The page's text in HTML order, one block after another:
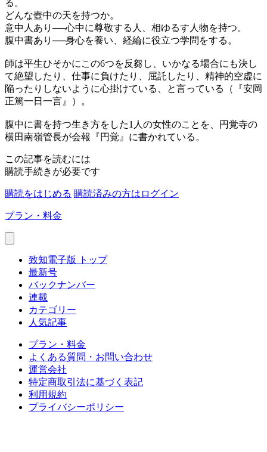
る。
どんな壺中の天を持つか。
意中人あり──心中に尊敬する人、相ゆるす人物を持つ。
腹中書あり──身心を養い、経綸に役立つ学問をする。
師は平生ひそかにこの6つを反芻し、いかなる場合にも決し
て絶望したり、仕事に負けたり、屈託したり、精神的空虚に
陥ったりしないように心掛けている、と言っている（『安岡
正篤一日一言』）。
腹中に書を持つ生き方をした1人の女性のことを、円覚寺の
横田南嶺管長が会報『円覚』に書かれている。
この記事を読むには
購読手続きが必要です
購読をはじめる 購読済みの方はログイン
プラン・料金
致知電子版 トップ
最新号
バックナンバー
連載
カテゴリー
人気記事
プラン・料金
よくある質問・お問い合わせ
運営会社
特定商取引法に基づく表記
利用規約
プライバシーポリシー